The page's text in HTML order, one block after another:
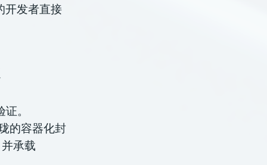
开发者直接
。
的容器化封
承载